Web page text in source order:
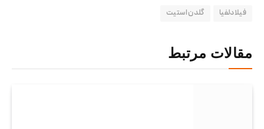
فیلادلفیا گلدن استیت
مقالات مرتبط